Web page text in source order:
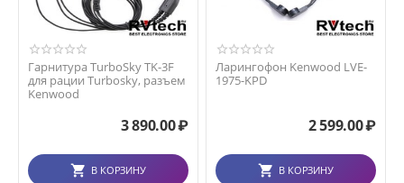
Гарнитура TurboSky TK-3F
для рации Turbosky, разъем
Kenwood
3 890.00₽
В КОРЗИНУ
Ларингофон Kenwood LVE-
1975-KPD
2 599.00₽
В КОРЗИНУ